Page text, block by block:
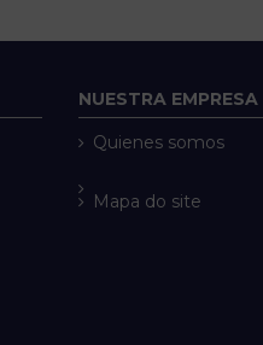
NUESTRA EMPRESA
Quienes somos
Mapa do site